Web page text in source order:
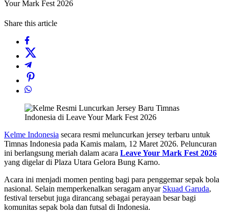
Your Mark Fest 2026
Share this article
Kelme Indonesia secara resmi meluncurkan jersey terbaru untuk
Timnas Indonesia pada Kamis malam, 12 Maret 2026. Peluncuran
ini berlangsung meriah dalam acara Leave Your Mark Fest 2026
yang digelar di Plaza Utara Gelora Bung Karno.
Acara ini menjadi momen penting bagi para penggemar sepak bola
nasional. Selain memperkenalkan seragam anyar Skuad Garuda,
festival tersebut juga dirancang sebagai perayaan besar bagi
komunitas sepak bola dan futsal di Indonesia.